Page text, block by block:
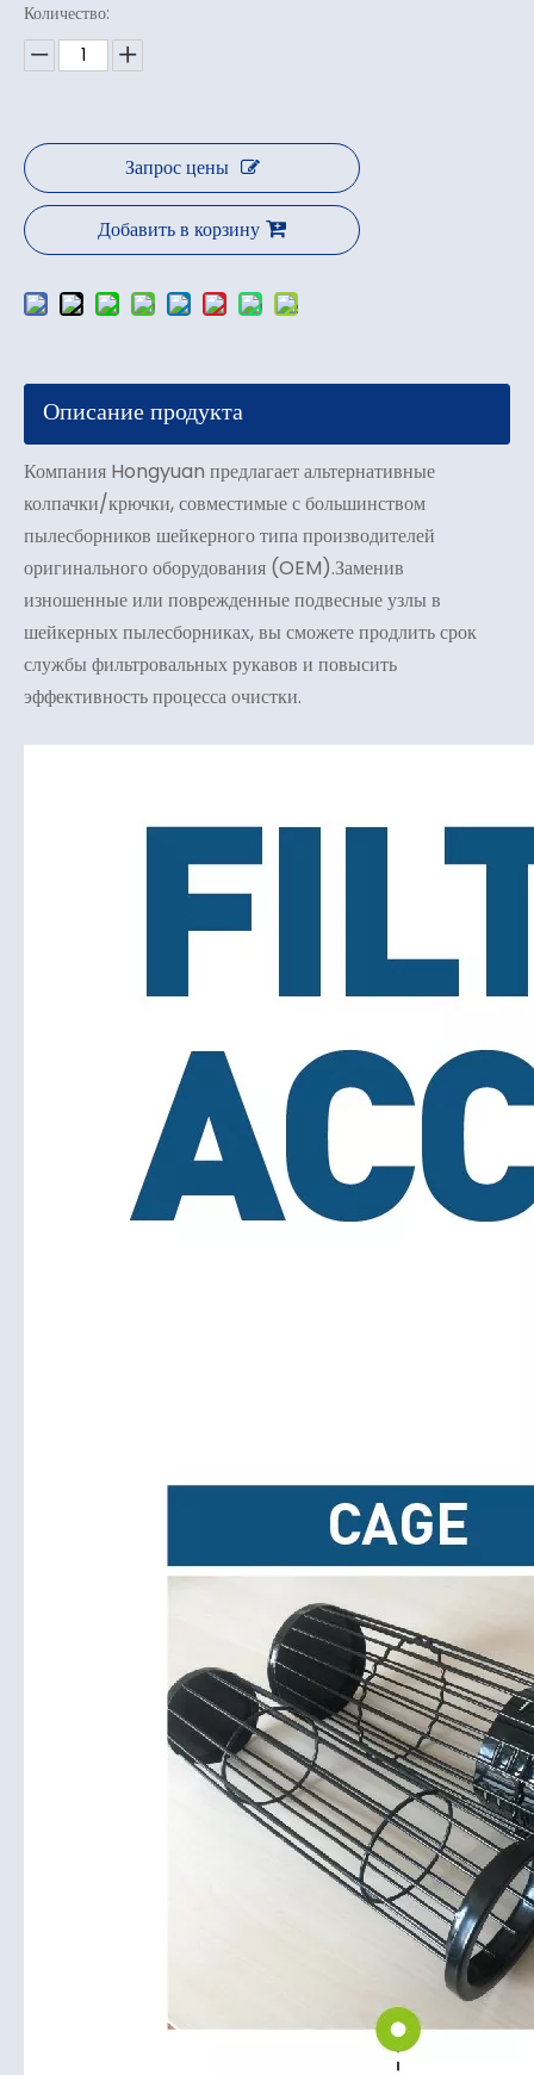
Количество:
Запрос цены
Добавить в корзину
Описание продукта
Компания Hongyuan предлагает альтернативные
колпачки/крючки, совместимые с большинством
пылесборников шейкерного типа производителей
оригинального оборудования (OEM).Заменив
изношенные или поврежденные подвесные узлы в
шейкерных пылесборниках, вы сможете продлить срок
службы фильтровальных рукавов и повысить
эффективность процесса очистки.